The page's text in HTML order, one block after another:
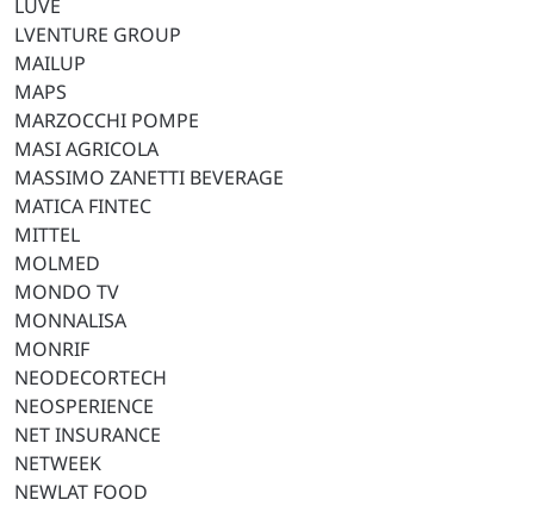
LUVE
LVENTURE GROUP
MAILUP
MAPS
MARZOCCHI POMPE
MASI AGRICOLA
MASSIMO ZANETTI BEVERAGE
MATICA FINTEC
MITTEL
MOLMED
MONDO TV
MONNALISA
MONRIF
NEODECORTECH
NEOSPERIENCE
NET INSURANCE
NETWEEK
NEWLAT FOOD